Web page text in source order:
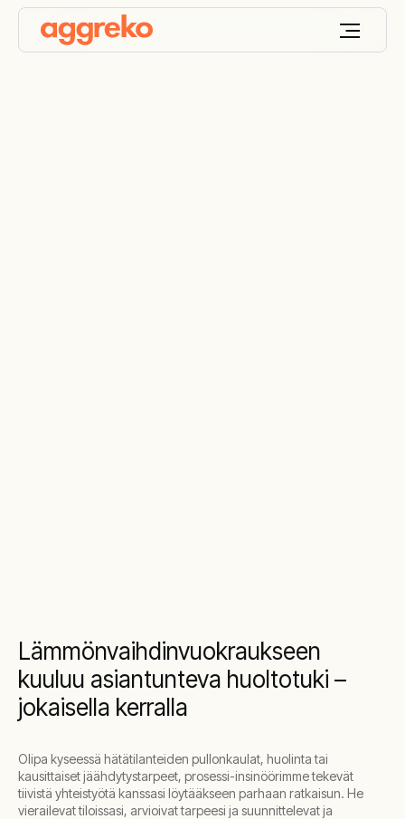
Lämmönvaihdinvuokraukseen
kuuluu asiantunteva huoltotuki –
jokaisella kerralla
Olipa kyseessä hätätilanteiden pullonkaulat, huolinta tai
kausittaiset jäähdytystarpeet, prosessi-insinöörimme tekevät
tiivistä yhteistyötä kanssasi löytääkseen parhaan ratkaisun. He
vierailevat tiloissasi, arvioivat tarpeesi ja suunnittelevat ja